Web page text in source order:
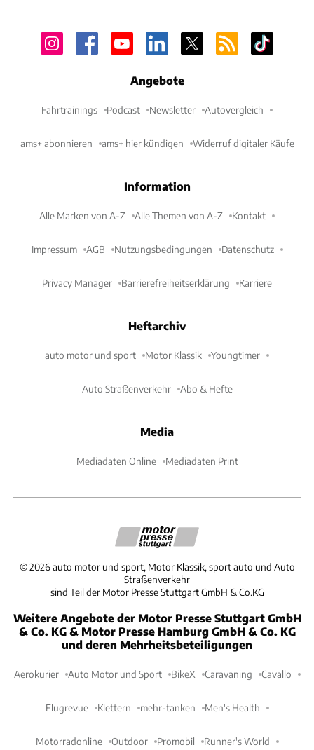
Angebote
Fahrtrainings Podcast Newsletter Autovergleich
ams+ abonnieren ams+ hier kündigen Widerruf digitaler Käufe
Information
Alle Marken von A-Z Alle Themen von A-Z Kontakt
Impressum AGB Nutzungsbedingungen Datenschutz
Privacy Manager Barrierefreiheitserklärung Karriere
Heftarchiv
auto motor und sport Motor Klassik Youngtimer
Auto Straßenverkehr Abo & Hefte
Media
Mediadaten Online Mediadaten Print
©2026 auto motor und sport, Motor Klassik, sport auto und Auto
Straßenverkehr
sind Teil der Motor Presse Stuttgart GmbH & Co.KG
Weitere Angebote der Motor Presse Stuttgart GmbH
& Co. KG & Motor Presse Hamburg GmbH & Co. KG
und deren Mehrheitsbeteiligungen
Aerokurier Auto Motor und Sport BikeX Caravaning Cavallo
Flugrevue Klettern mehr-tanken Men's Health
Motorradonline Outdoor Promobil Runner's World